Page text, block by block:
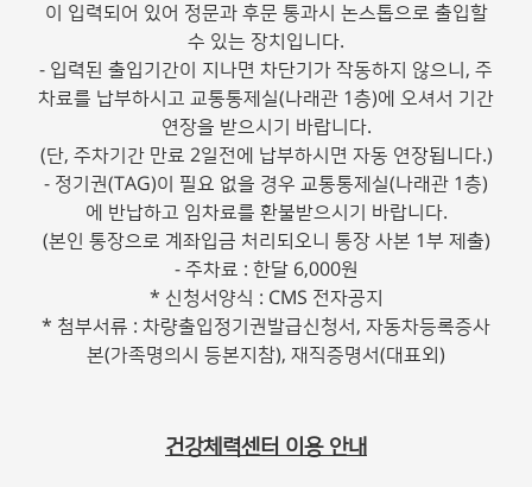
이 입력되어 있어 정문과 후문 통과시 논스톱으로 출입할
수 있는 장치입니다.
- 입력된 출입기간이 지나면 차단기가 작동하지 않으니, 주
차료를 납부하시고 교통통제실(나래관 1층)에 오셔서 기간
연장을 받으시기 바랍니다.
(단, 주차기간 만료 2일전에 납부하시면 자동 연장됩니다.)
- 정기권(TAG)이 필요 없을 경우 교통통제실(나래관 1층)
에 반납하고 임차료를 환불받으시기 바랍니다.
(본인 통장으로 계좌입금 처리되오니 통장 사본 1부 제출)
- 주차료 : 한달 6,000원
* 신청서양식 : CMS 전자공지
* 첨부서류 : 차량출입정기권발급신청서, 자동차등록증사
본(가족명의시 등본지참), 재직증명서(대표외)
건강체력센터 이용 안내